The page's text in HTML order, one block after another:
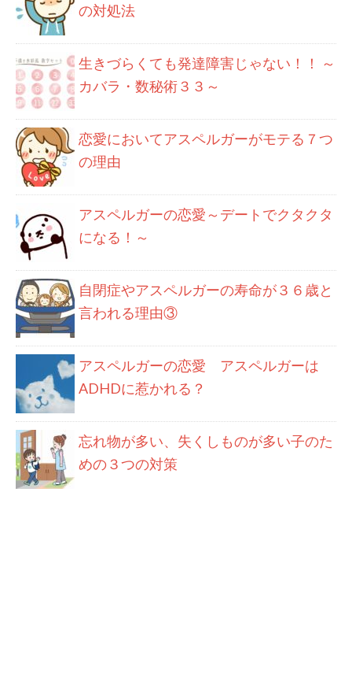
の対処法
生きづらくても発達障害じゃない！！ ～
カバラ・数秘術３３～
恋愛においてアスペルガーがモテる７つ
の理由
アスペルガーの恋愛～デートでクタクタ
になる！～
自閉症やアスペルガーの寿命が３６歳と
言われる理由③
アスペルガーの恋愛 アスペルガーは
ADHDに惹かれる？
忘れ物が多い、失くしものが多い子のた
めの３つの対策